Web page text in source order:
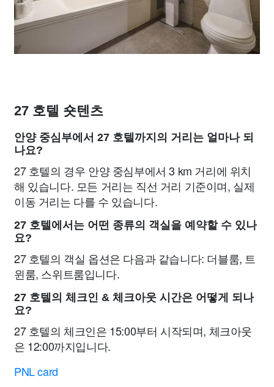
27 호텔 숏텐츠
안양 중심부에서 27 호텔까지의 거리는 얼마나 되
나요?
27 호텔의 경우 안양 중심부에서 3 km 거리에 위치
해 있습니다. 모든 거리는 직선 거리 기준이며, 실제
이동 거리는 다를 수 있습니다.
27 호텔에서는 어떤 종류의 객실을 예약할 수 있나
요?
27 호텔의 객실 옵션은 다음과 같습니다: 더블룸, 트
윈룸, 스위트룸입니다.
27 호텔의 체크인 & 체크아웃 시간은 어떻게 되나
요?
27 호텔의 체크인은 15:00부터 시작되며, 체크아웃
은 12:00까지입니다.
PNL card